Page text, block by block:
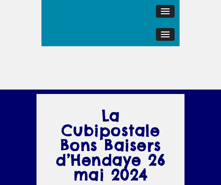
La
Cubipostale
Bons Baisers
d’Hendaye 26
mai 2024